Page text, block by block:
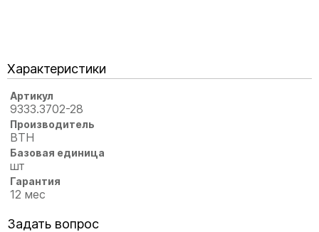
Характеристики
Артикул
9333.3702-28
Производитель
ВТН
Базовая единица
шт
Гарантия
12 мес
Задать вопрос